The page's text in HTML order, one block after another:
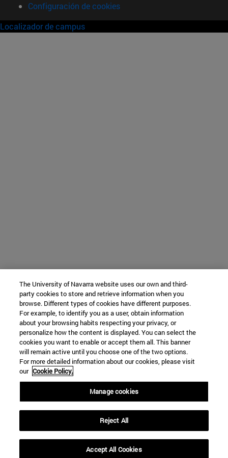
Configuración de cookies
Localizador de campus
The University of Navarra website uses our own and third-
party cookies to store and retrieve information when you
browse. Different types of cookies have different purposes.
For example, to identify you as a user, obtain information
about your browsing habits respecting your privacy, or
personalize how the content is displayed. You can select the
cookies you want to enable or accept them all. This banner
will remain active until you choose one of the two options.
For more detailed information about our cookies, please visit
our Cookie Policy.
Manage cookies
Reject All
Accept All Cookies